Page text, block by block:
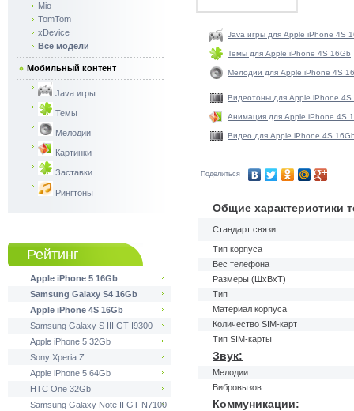
Java игры для Apple iPhone 4S
Темы для Apple iPhone 4S 16Gb
Мелодии для Apple iPhone 4S
Видеотоны для Apple iPhone 4S
Анимация для Apple iPhone 4S
Видео для Apple iPhone 4S
Поделиться
Общие характеристики
Стандарт связи
Тип корпуса
Вес телефона
Размеры (ШxВxТ)
Тип
Материал корпуса
Количество SIM-карт
Тип SIM-карты
Звук:
Мелодии
Вибровызов
Коммуникации:
Mio
TomTom
xDevice
Все модели
Мобильный контент
Java игры
Темы
Мелодии
Картинки
Заставки
Рингтоны
Рейтинг
Apple iPhone 5 16Gb
Samsung Galaxy S4 16Gb
Apple iPhone 4S 16Gb
Samsung Galaxy S III GT-I9300
Apple iPhone 5 32Gb
Sony Xperia Z
Apple iPhone 5 64Gb
HTC One 32Gb
Samsung Galaxy Note II GT-N7100